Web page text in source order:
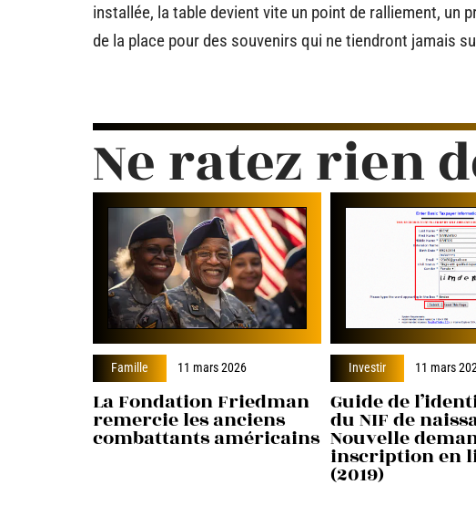
installée, la table devient vite un point de ralliement, un
de la place pour des souvenirs qui ne tiendront jamais
Ne ratez rien
Famille 11 mars 2026
La Fondation Friedman
remercie les anciens
combattants américains
Investir 11 mars
Guide de
du NIF de
Nouvelle
inscription en
(2019)